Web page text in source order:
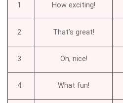
1 How exciting!
2 That’s great!
3 Oh, nice!
4 What fun!